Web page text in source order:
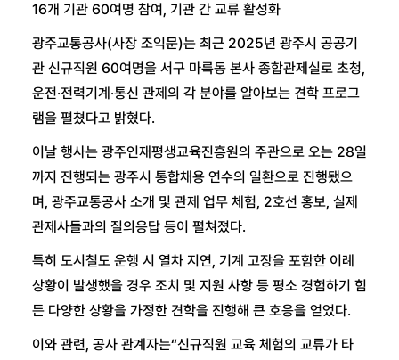
16개 기관 60여명 참여, 기관 간 교류 활성화
광주교통공사(사장 조익문)는 최근 2025년 광주시 공공기
관 신규직원 60여명을 서구 마륵동 본사 종합관제실로 초청,
운전·전력기계·통신 관제의 각 분야를 알아보는 견학 프로그
램을 펼쳤다고 밝혔다.
이날 행사는 광주인재평생교육진흥원의 주관으로 오는 28일
까지 진행되는 광주시 통합채용 연수의 일환으로 진행됐으
며, 광주교통공사 소개 및 관제 업무 체험, 2호선 홍보, 실제
관제사들과의 질의응답 등이 펼쳐졌다.
특히 도시철도 운행 시 열차 지연, 기계 고장을 포함한 이례
상황이 발생했을 경우 조치 및 지원 사항 등 평소 경험하기 힘
든 다양한 상황을 가정한 견학을 진행해 큰 호응을 얻었다.
이와 관련, 공사 관계자는“신규직원 교육 체험의 교류가 타